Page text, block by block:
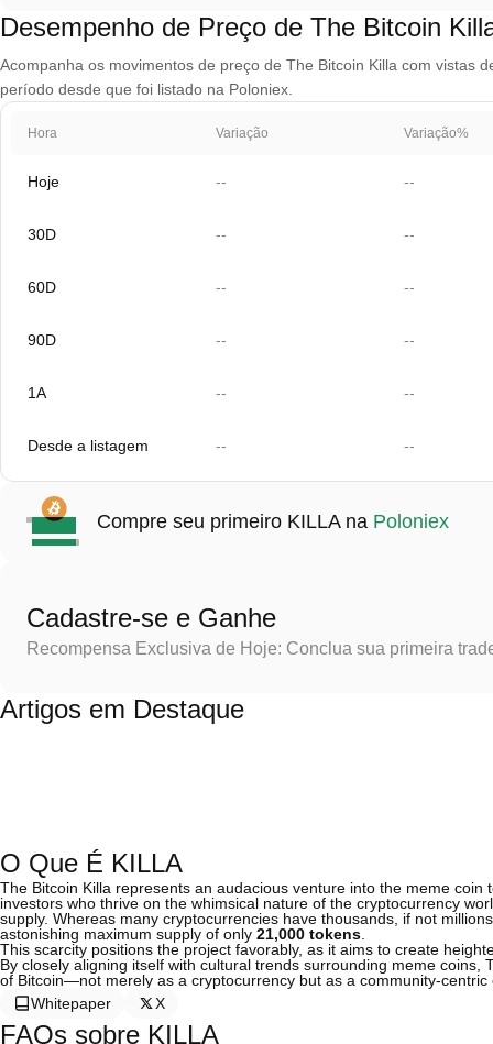
Desempenho de Preço de The Bitcoin
Acompanha os movimentos de preço de The Bitcoin Killa com vistas
período desde que foi listado na Poloniex.
Hora Variação Variação%
Hoje -- --
30D -- --
60D -- --
90D -- --
1A -- --
Desde a listagem -- --
Compre seu primeiro KILLA na Poloniex
Cadastre-se e Ganhe
Recompensa Exclusiva de Hoje: Conclua sua primeira
Artigos em Destaque
O Que É KILLA
The Bitcoin Killa represents an audacious venture into the meme
investors who thrive on the whimsical nature of the cryptocurrency
supply. Whereas many cryptocurrencies have thousands, if not
astonishing maximum supply of only 21,000 tokens
This scarcity positions the project favorably, as it aims to create
By closely aligning itself with cultural trends surrounding meme
of Bitcoin—not merely as a cryptocurrency but as a community-centric
Whitepaper
X
FAQs sobre KILLA